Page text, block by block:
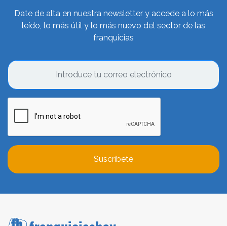
Date de alta en nuestra newsletter y accede a lo más
leído, lo más útil y lo más nuevo del sector de las
franquicias
Suscríbete